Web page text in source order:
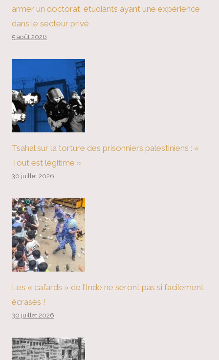
armer un doctorat. étudiants ayant une expérience
dans le secteur privé
5 août 2026
Tsahal sur la torture des prisonniers palestiniens : «
Tout est légitime »
30 juillet 2026
Les « cafards » de l’Inde ne seront pas si facilement
écrasés !
30 juillet 2026